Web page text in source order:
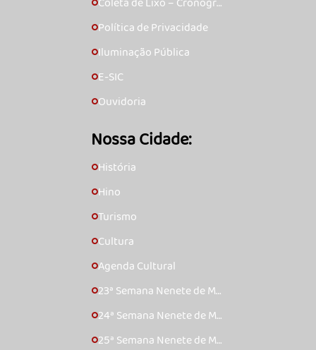
🞇
🞇Política de Privacidade
🞇Iluminação Pública
🞇E-SIC
🞇Ouvidoria
Nossa Cidade:
🞇História
🞇Hino
🞇Turismo
🞇Cultura
🞇Agenda Cultural
🞇23ª Semana Nenete de Mú
🞇24ª Semana Nenete de Mú
🞇25ª Semana Nenete de Mú